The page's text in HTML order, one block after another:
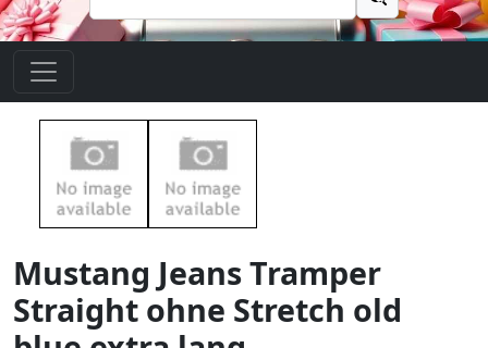
Suchen
nach:
Mustang Jeans Tramper
Straight ohne Stretch old